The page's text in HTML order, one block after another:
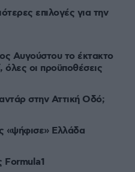
επιλογές για την
Αυγούστου το έκτακτο
όλες οι προϋποθέσεις
στην Αττική Οδό;
«ψήφισε» Ελλάδα
Formula1